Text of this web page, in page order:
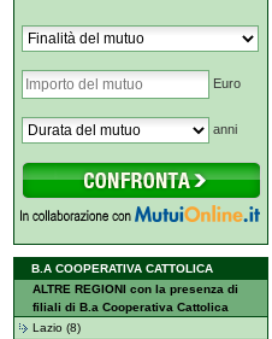
Euro
anni
B.A COOPERATIVA CATTOLICA
ALTRE REGIONI con la presenza di
filiali di B.a Cooperativa Cattolica
Lazio (8)